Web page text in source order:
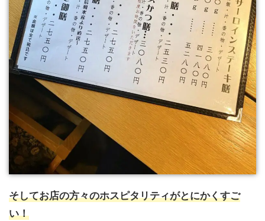
そしてお店の方々のホスピタリティがとにかくすご
い！